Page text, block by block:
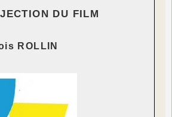
DU FILM
ROLLIN